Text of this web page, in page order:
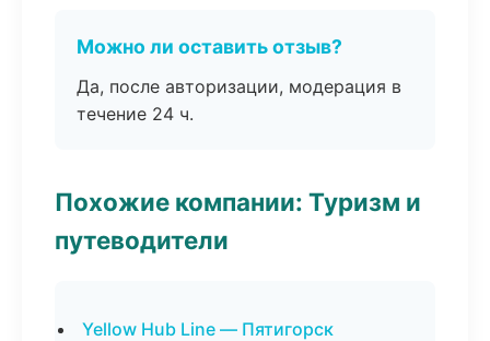
Можно ли оставить отзыв?
Да, после авторизации, модерация в
течение 24 ч.
Похожие компании: Туризм и
путеводители
Yellow Hub Line — Пятигорск